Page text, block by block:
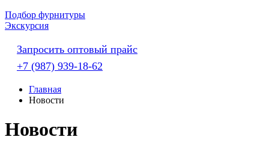
Подбор фурнитуры
Экскурсия
Запросить оптовый прайс
+7 (987) 939-18-62
Главная
Новости
Новости